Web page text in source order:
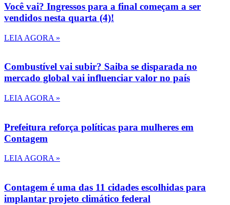
Você vai? Ingressos para a final começam a ser
vendidos nesta quarta (4)!
LEIA AGORA »
Combustível vai subir? Saiba se disparada no
mercado global vai influenciar valor no país
LEIA AGORA »
Prefeitura reforça políticas para mulheres em
Contagem
LEIA AGORA »
Contagem é uma das 11 cidades escolhidas para
implantar projeto climático federal